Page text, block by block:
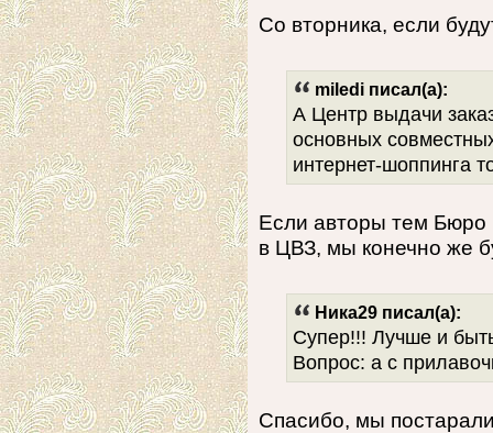
Со вторника, если
miledi писал(а):
А Центр выдачи
основных
интернет-шоппинга
Если авторы тем Бюро
в ЦВЗ, мы конечно же
Ника29 писал(а):
Супер!!! Лучше и
Вопрос: а с
Спасибо, мы